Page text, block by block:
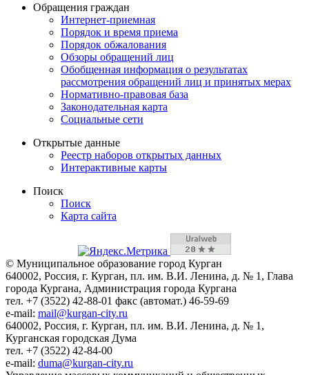
Обращения граждан
Интернет-приемная
Порядок и время приема
Порядок обжалования
Обзоры обращений лиц
Обобщенная информация о результатах
рассмотрения обращений лиц и принятых мерах
Нормативно-правовая база
Законодательная карта
Социальные сети
Открытые данные
Реестр наборов открытых данных
Интерактивные карты
Поиск
Поиск
Карта сайта
© Муниципальное образование город Курган
640002, Россия, г. Курган, пл. им. В.И. Ленина, д. № 1, Глава
города Кургана, Администрация города Кургана
тел. +7 (3522) 42-88-01 факс (автомат.) 46-59-69
e-mail: mail@kurgan-city.ru
640002, Россия, г. Курган, пл. им. В.И. Ленина, д. № 1,
Курганская городская Дума
тел. +7 (3522) 42-84-00
e-mail: duma@kurgan-city.ru